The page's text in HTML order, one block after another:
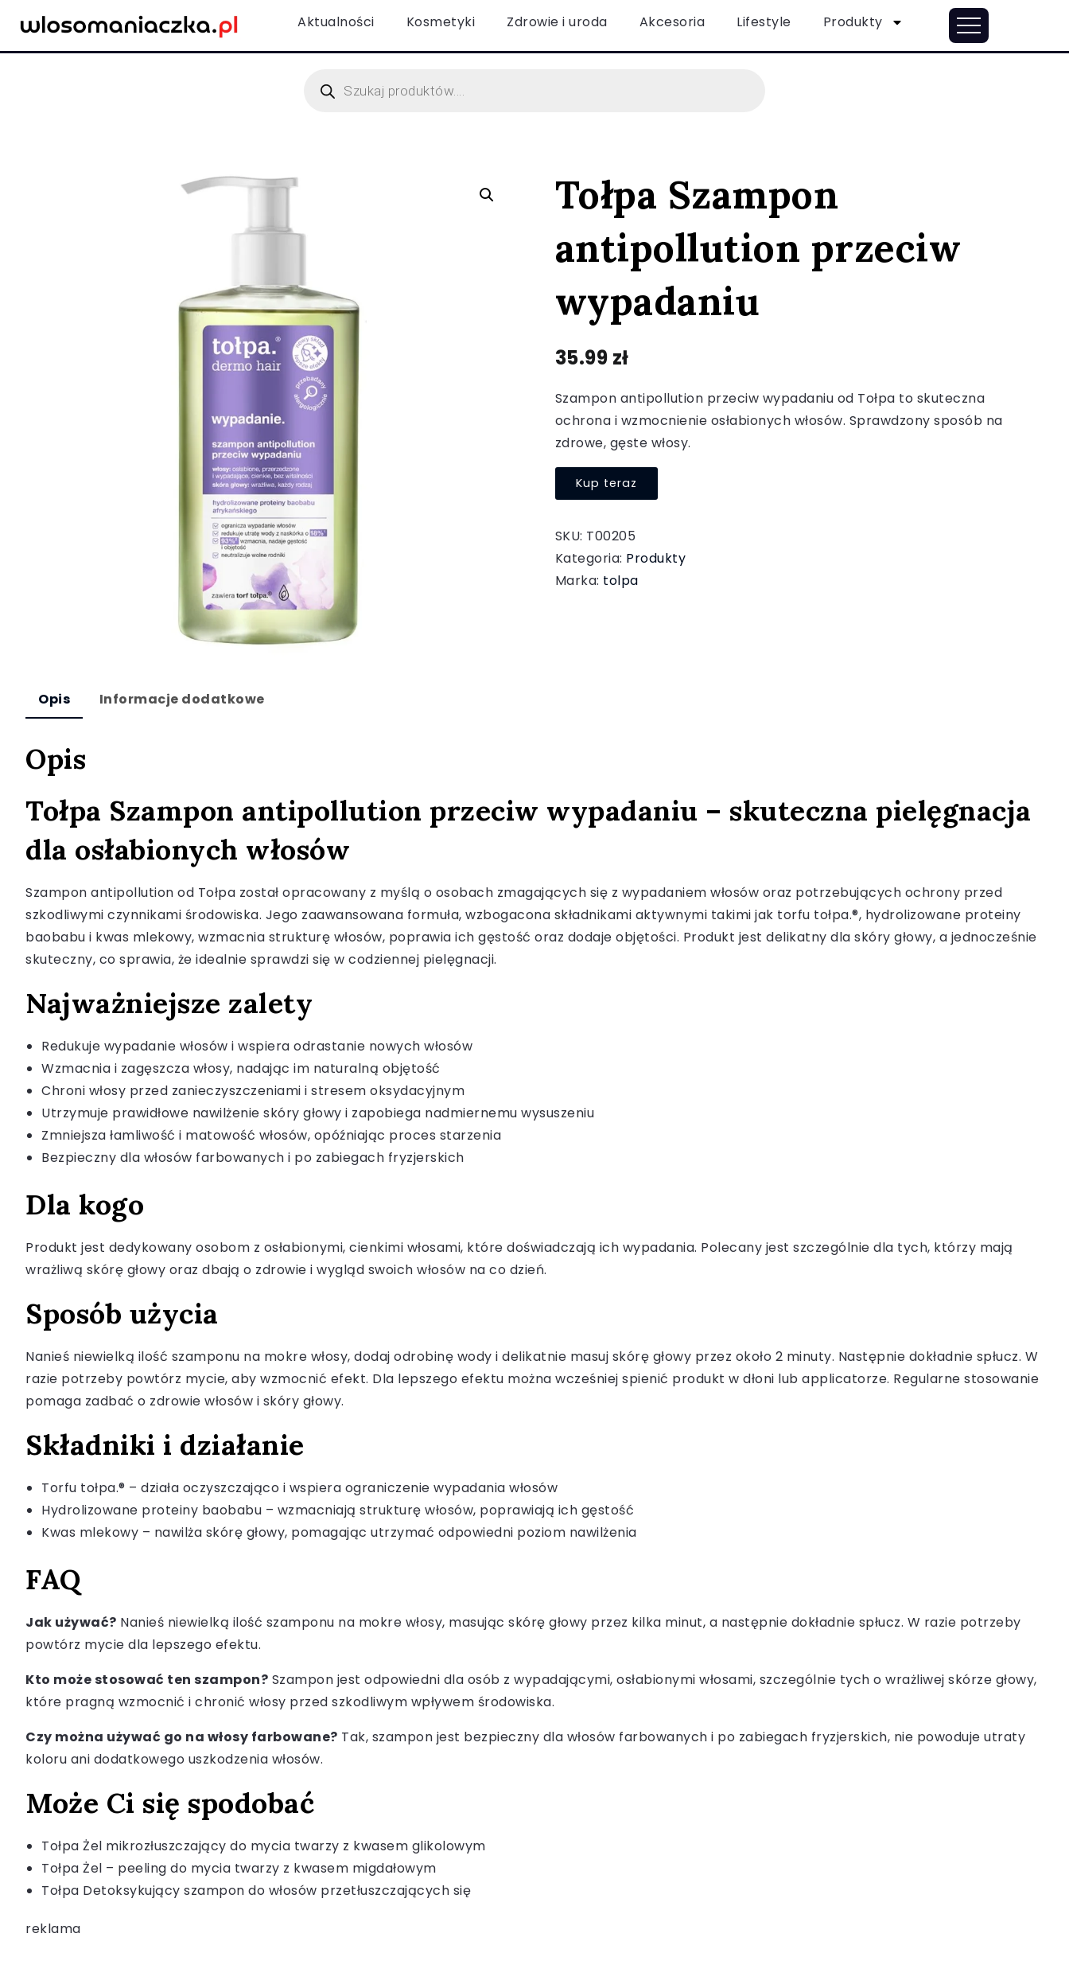
Aktualności Kosmetyki Zdrowie i uroda Akcesoria Lifestyle Produkty
Tołpa Szampon
antipollution przeciw
wypadaniu
35.99 zł
Szampon antipollution przeciw wypadaniu od Tołpa to skuteczna
ochrona i wzmocnienie osłabionych włosów. Sprawdzony sposób na
zdrowe, gęste włosy.
Kup teraz
SKU: T00205
Kategoria: Produkty
Marka: tolpa
Opis Informacje dodatkowe
Opis
Tołpa Szampon antipollution przeciw wypadaniu – skuteczna pielęgnacja
dla osłabionych włosów
Szampon antipollution od Tołpa został opracowany z myślą o osobach zmagających się z wypadaniem włosów oraz potrzebujących ochrony przed
szkodliwymi czynnikami środowiska. Jego zaawansowana formuła, wzbogacona składnikami aktywnymi takimi jak torfu tołpa.®, hydrolizowane proteiny
baobabu i kwas mlekowy, wzmacnia strukturę włosów, poprawia ich gęstość oraz dodaje objętości. Produkt jest delikatny dla skóry głowy, a jednocześnie
skuteczny, co sprawia, że idealnie sprawdzi się w codziennej pielęgnacji.
Najważniejsze zalety
Redukuje wypadanie włosów i wspiera odrastanie nowych włosów
Wzmacnia i zagęszcza włosy, nadając im naturalną objętość
Chroni włosy przed zanieczyszczeniami i stresem oksydacyjnym
Utrzymuje prawidłowe nawilżenie skóry głowy i zapobiega nadmiernemu wysuszeniu
Zmniejsza łamliwość i matowość włosów, opóźniając proces starzenia
Bezpieczny dla włosów farbowanych i po zabiegach fryzjerskich
Dla kogo
Produkt jest dedykowany osobom z osłabionymi, cienkimi włosami, które doświadczają ich wypadania. Polecany jest szczególnie dla tych, którzy mają
wrażliwą skórę głowy oraz dbają o zdrowie i wygląd swoich włosów na co dzień.
Sposób użycia
Nanieś niewielką ilość szamponu na mokre włosy, dodaj odrobinę wody i delikatnie masuj skórę głowy przez około 2 minuty. Następnie dokładnie spłucz. W
razie potrzeby powtórz mycie, aby wzmocnić efekt. Dla lepszego efektu można wcześniej spienić produkt w dłoni lub applicatorze. Regularne stosowanie
pomaga zadbać o zdrowie włosów i skóry głowy.
Składniki i działanie
Torfu tołpa.® – działa oczyszczająco i wspiera ograniczenie wypadania włosów
Hydrolizowane proteiny baobabu – wzmacniają strukturę włosów, poprawiają ich gęstość
Kwas mlekowy – nawilża skórę głowy, pomagając utrzymać odpowiedni poziom nawilżenia
FAQ
Jak używać? Nanieś niewielką ilość szamponu na mokre włosy, masując skórę głowy przez kilka minut, a następnie dokładnie spłucz. W razie potrzeby
powtórz mycie dla lepszego efektu.
Kto może stosować ten szampon? Szampon jest odpowiedni dla osób z wypadającymi, osłabionymi włosami, szczególnie tych o wrażliwej skórze głowy,
które pragną wzmocnić i chronić włosy przed szkodliwym wpływem środowiska.
Czy można używać go na włosy farbowane? Tak, szampon jest bezpieczny dla włosów farbowanych i po zabiegach fryzjerskich, nie powoduje utraty
koloru ani dodatkowego uszkodzenia włosów.
Może Ci się spodobać
Tołpa Żel mikrozłuszczający do mycia twarzy z kwasem glikolowym
Tołpa Żel – peeling do mycia twarzy z kwasem migdałowym
Tołpa Detoksykujący szampon do włosów przetłuszczających się
reklama